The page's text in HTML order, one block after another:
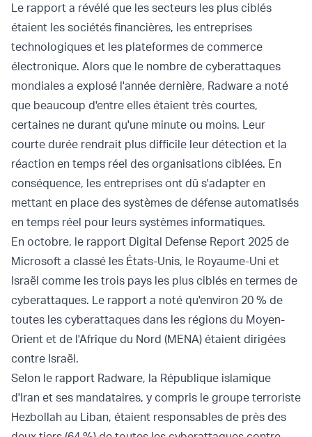
Le rapport a révélé que les secteurs les plus ciblés
étaient les sociétés financières, les entreprises
technologiques et les plateformes de commerce
électronique. Alors que le nombre de cyberattaques
mondiales a explosé l'année dernière, Radware a noté
que beaucoup d'entre elles étaient très courtes,
certaines ne durant qu'une minute ou moins. Leur
courte durée rendrait plus difficile leur détection et la
réaction en temps réel des organisations ciblées. En
conséquence, les entreprises ont dû s'adapter en
mettant en place des systèmes de défense automatisés
en temps réel pour leurs systèmes informatiques.
En octobre, le rapport Digital Defense Report 2025 de
Microsoft a classé les États-Unis, le Royaume-Uni et
Israël comme les trois pays les plus ciblés en termes de
cyberattaques. Le rapport a noté qu'environ 20 % de
toutes les cyberattaques dans les régions du Moyen-
Orient et de l'Afrique du Nord (MENA) étaient dirigées
contre Israël.
Selon le rapport Radware, la République islamique
d'Iran et ses mandataires, y compris le groupe terroriste
Hezbollah au Liban, étaient responsables de près des